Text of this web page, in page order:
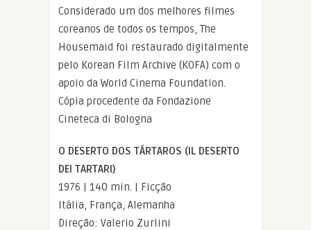
Considerado um dos melhores filmes
coreanos de todos os tempos, The
Housemaid foi restaurado digitalmente
pelo Korean Film Archive (KOFA) com o
apoio da World Cinema Foundation.
Cópia procedente da Fondazione
Cineteca di Bologna
O DESERTO DOS TÁRTAROS (IL DESERTO
DEI TARTARI)
1976 | 140 min. | Ficção
Itália, França, Alemanha
Direção: Valerio Zurlini